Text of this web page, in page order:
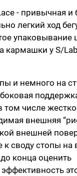
- привычная и
легкий ход
упаковывание
кармашки у S/
и немного на
числе
внешняя
внешней
своду стопы на
конца оценить